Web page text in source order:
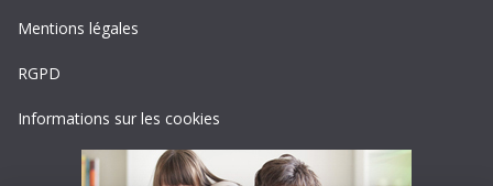
Mentions légales
RGPD
Informations sur les cookies